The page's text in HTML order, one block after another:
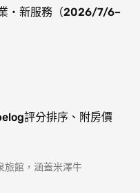
・新服務（2026/7/6–
評分排序、附房價
旅館，涵蓋米澤牛